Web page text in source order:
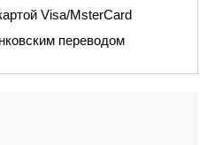
Visa/MsterCard
переводом